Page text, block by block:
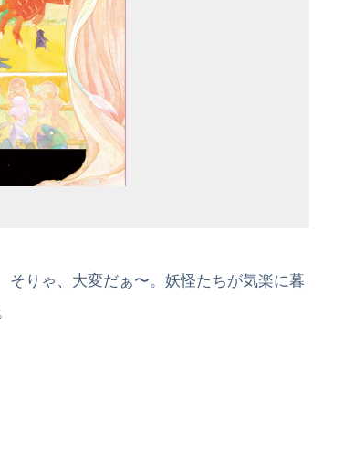
りゃ、大変だぁ〜。妖怪たちが気楽に暮